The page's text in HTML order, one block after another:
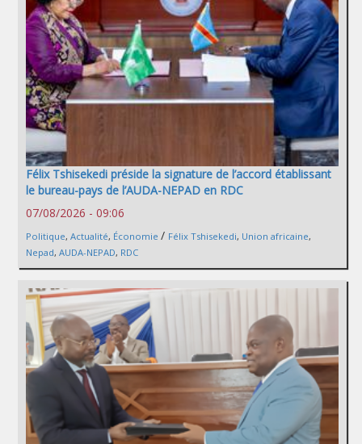
Félix Tshisekedi préside la signature de l’accord établissant
le bureau-pays de l’AUDA-NEPAD en RDC
07/08/2026 - 09:06
Politique, Actualité, Économie / Félix Tshisekedi, Union africaine,
Nepad, AUDA-NEPAD, RDC